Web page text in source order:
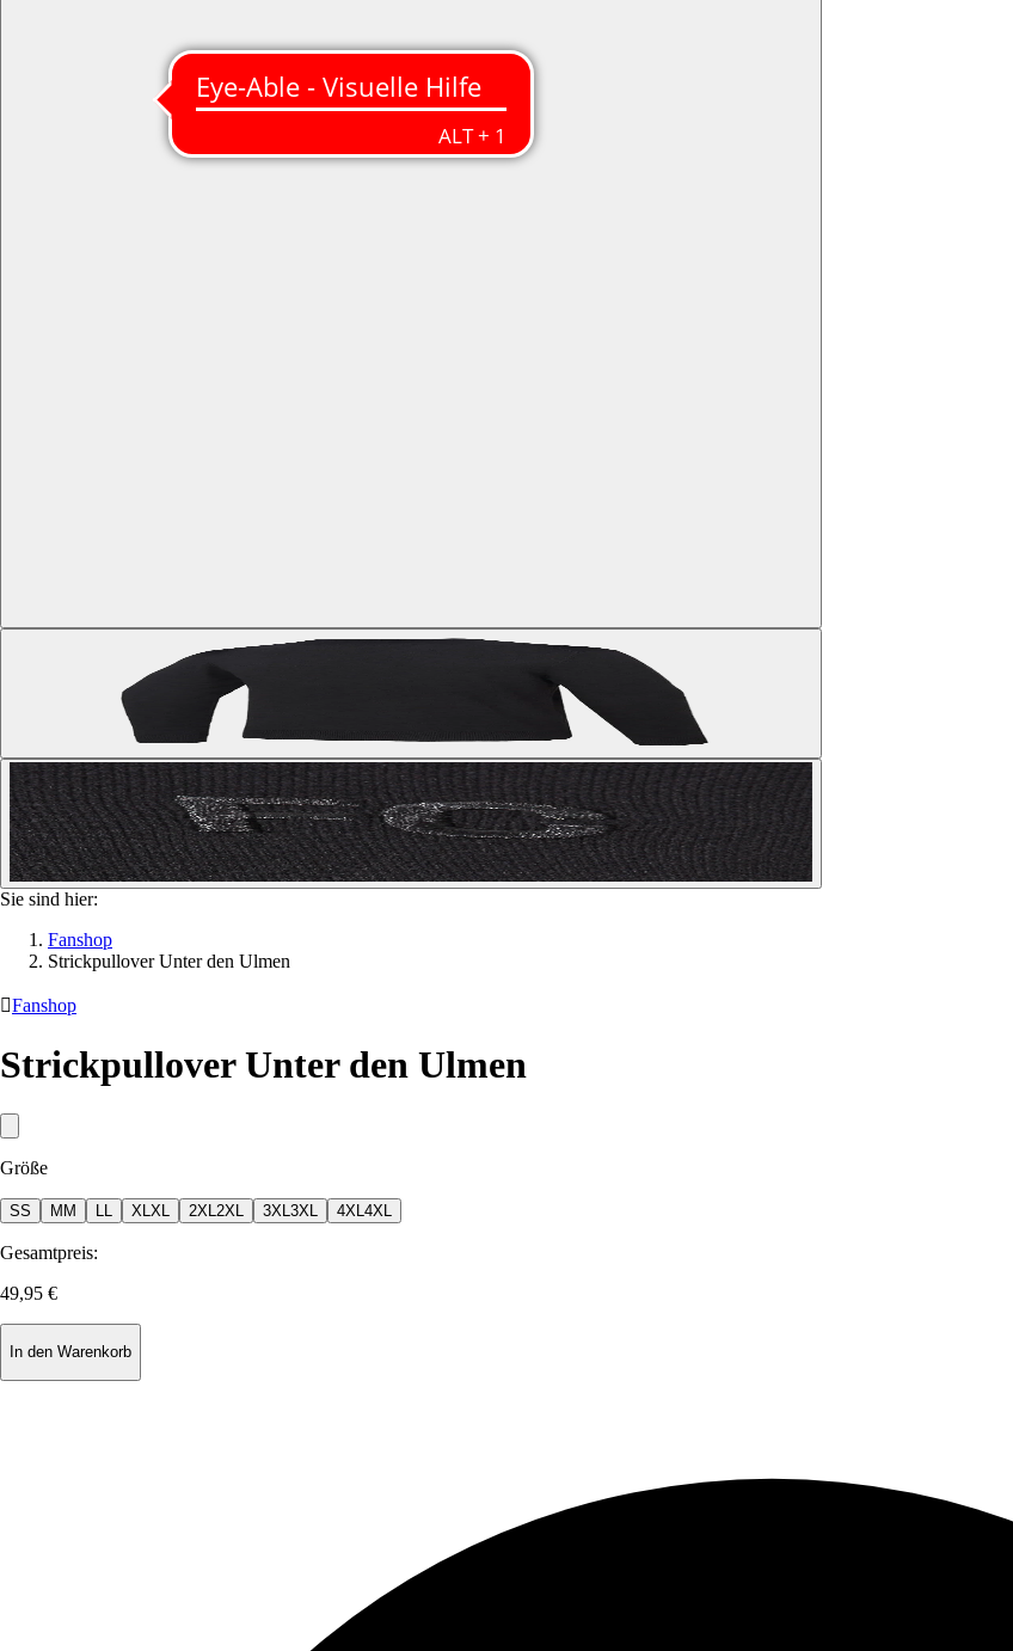
Sie sind hier:
Fanshop
Strickpullover Unter den Ulmen
Fanshop
Strickpullover Unter den Ulmen
Größe
SS M M XL XL 2XL 2XL 3XL 3XL 4XL 4XL
Gesamtpreis:
49,95 €
In den Warenkorb